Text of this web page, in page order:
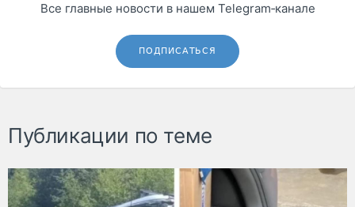
Все главные новости в нашем Telegram‑канале
ПОДПИСАТЬСЯ
Публикации по теме